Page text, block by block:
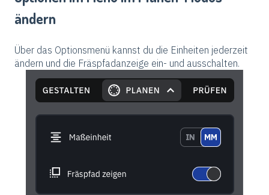
ändern
Über das Optionsmenü kannst du die Einheiten jederzeit
ändern und die Fräspfadanzeige ein- und ausschalten.